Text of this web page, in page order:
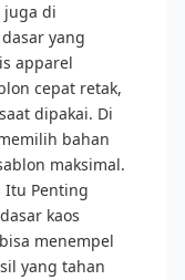
juga di
yang
apparel
cepat retak,
dipakai. Di
bahan
maksimal.
Itu Penting
kaos
menempel
yang tahan